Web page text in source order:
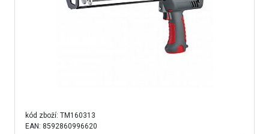
kód zboží: TM160313
EAN: 8592860996620